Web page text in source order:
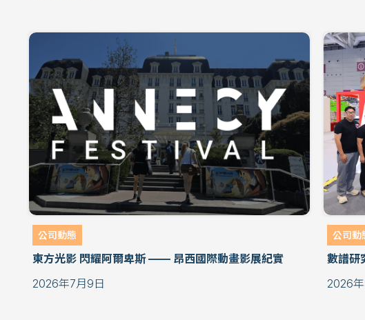
公司動態
東方光影 閃耀阿爾卑斯 —— 昂西國際動畫影展紀實
2026年7月9日
公司動
數譜研
2026